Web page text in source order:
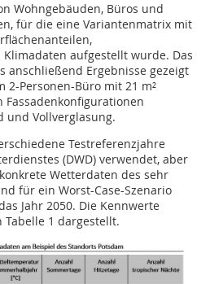
Wohngebäuden, Büros und
für die eine Variantenmatrix mit
aufgestellt wurde. Das
anschließend Ergebnisse gezeigt
2-Personen-Büro mit 21 m²
und Vollverglasung.
Testreferenzjahre
(DWD) verwendet, aber
Wetterdaten des sehr
für ein Worst-Case-Szenario
Jahr 2050. Die Kennwerte
1 dargestellt.